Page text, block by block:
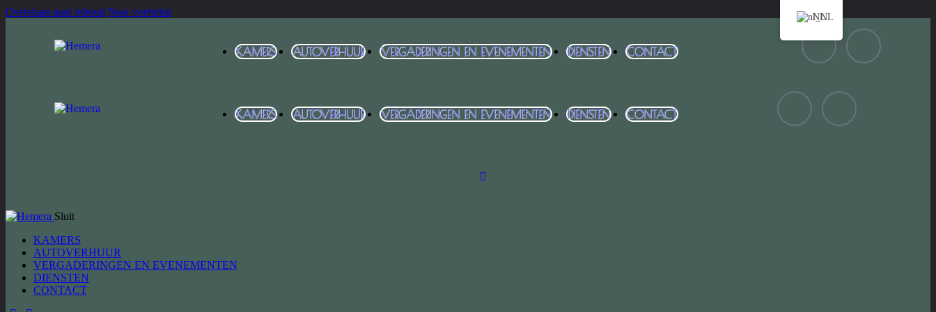
Overslaan naar inhoud Naar voettekst
KAMERS AUTOVERHUUR VERGADERINGEN EN EVENEMENTEN DIENSTEN CONTACT
KAMERS AUTOVERHUUR VERGADERINGEN EN EVENEMENTEN DIENSTEN CONTACT
Sluit
KAMERS
AUTOVERHUUR
VERGADERINGEN EN EVENEMENTEN
DIENSTEN
CONTACT
NL